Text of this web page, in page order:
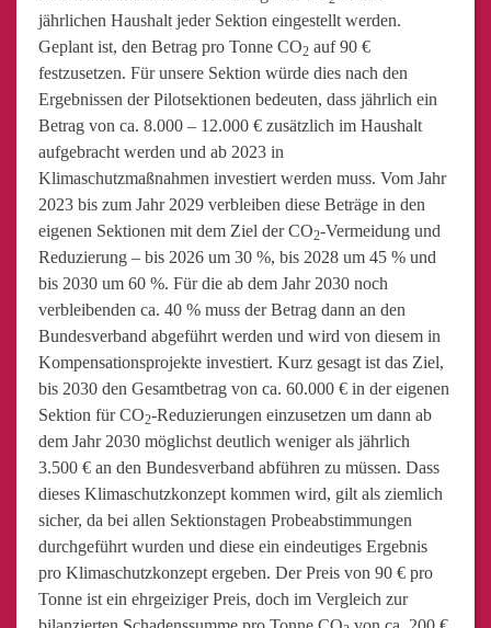
jährlichen Haushalt jeder Sektion eingestellt werden.
Geplant ist, den Betrag pro Tonne CO2 auf 90 €
festzusetzen. Für unsere Sektion würde dies nach den
Ergebnissen der Pilotsektionen bedeuten, dass jährlich ein
Betrag von ca. 8.000 – 12.000 € zusätzlich im Haushalt
aufgebracht werden und ab 2023 in
Klimaschutzmaßnahmen investiert werden muss. Vom Jahr
2023 bis zum Jahr 2029 verbleiben diese Beträge in den
eigenen Sektionen mit dem Ziel der CO2-Vermeidung und
Reduzierung – bis 2026 um 30 %, bis 2028 um 45 % und
bis 2030 um 60 %. Für die ab dem Jahr 2030 noch
verbleibenden ca. 40 % muss der Betrag dann an den
Bundesverband abgeführt werden und wird von diesem in
Kompensationsprojekte investiert. Kurz gesagt ist das Ziel,
bis 2030 den Gesamtbetrag von ca. 60.000 € in der eigenen
Sektion für CO2-Reduzierungen einzusetzen um dann ab
dem Jahr 2030 möglichst deutlich weniger als jährlich
3.500 € an den Bundesverband abführen zu müssen. Dass
dieses Klimaschutzkonzept kommen wird, gilt als ziemlich
sicher, da bei allen Sektionstagen Probeabstimmungen
durchgeführt wurden und diese ein eindeutiges Ergebnis
pro Klimaschutzkonzept ergeben. Der Preis von 90 € pro
Tonne ist ein ehrgeiziger Preis, doch im Vergleich zur